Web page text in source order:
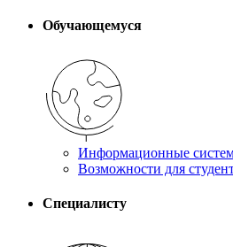
Обучающемуся
Информационные
Возможности для
Специалисту